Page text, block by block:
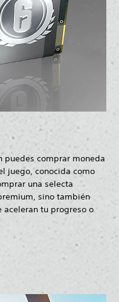
puedes comprar moneda
juego, conocida como
una selecta
sino también
aceleran tu progreso o